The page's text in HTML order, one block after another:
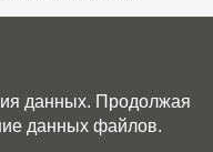
долгосрочные
клиент!
данных. Продолжая
данных файлов.